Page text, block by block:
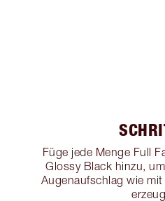
Füge jede Menge Full
Glossy Black hinzu,
Augenaufschlag wie